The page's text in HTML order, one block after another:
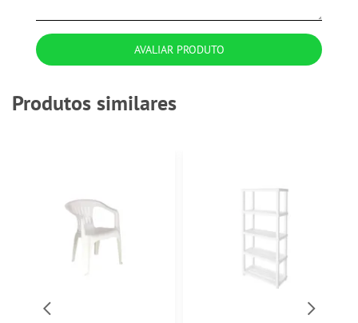
AVALIAR PRODUTO
Produtos similares